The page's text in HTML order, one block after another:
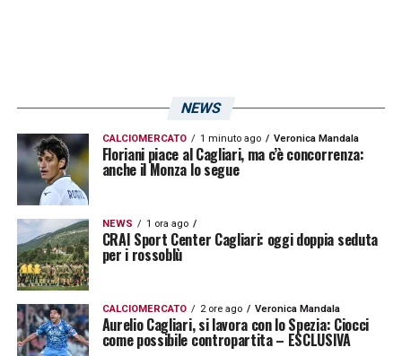
NEWS
CALCIOMERCATO 1 minuto ago Veronica Mandala
Floriani piace al Cagliari, ma c’è concorrenza:
anche il Monza lo segue
NEWS 1 ora ago
CRAI Sport Center Cagliari: oggi doppia seduta
per i rossoblù
CALCIOMERCATO 2 ore ago Veronica Mandala
Aurelio Cagliari, si lavora con lo Spezia: Ciocci
come possibile contropartita – ESCLUSIVA